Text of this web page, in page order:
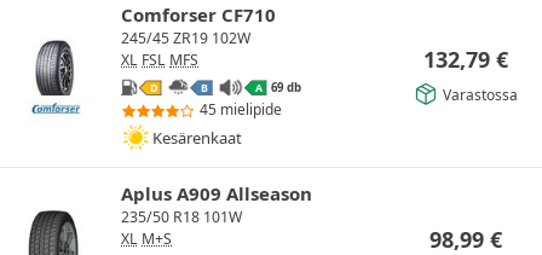
Comforser CF710
245/45 ZR19 102W
XL FSL MFS
D B A 69 db
45 mielipide
Kesärenkaat
132,79 €
Varastossa
Aplus A909 Allseason
235/50 R18 101W
XL M+S 98,99 €